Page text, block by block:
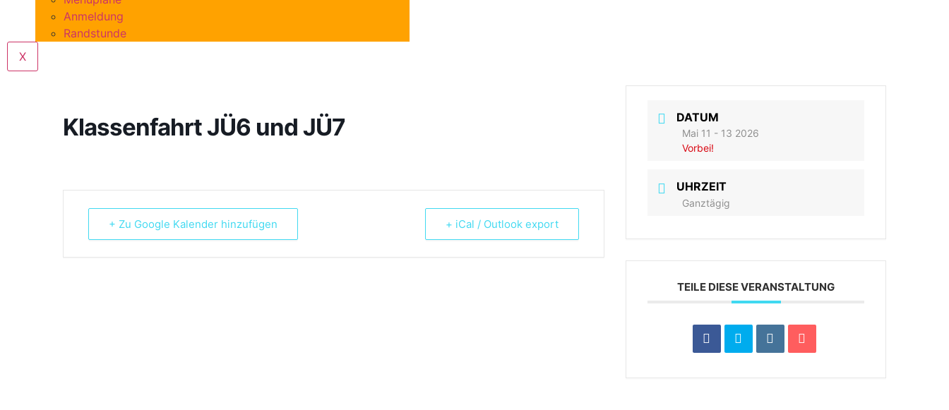
Anmeldung
Randstunde
X
Klassenfahrt JÜ6 und JÜ7
+ Zu Google Kalender hinzufügen + iCal / Outlook export
DATUM
Mai 11 - 13 2026
Vorbei!
UHRZEIT
Ganztägig
TEILE DIESE VERANSTALTUNG